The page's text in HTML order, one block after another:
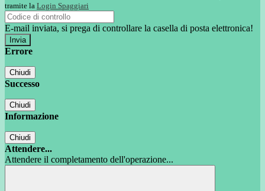
tramite la Login Spaggiari
E-mail inviata, si prega di controllare la casella di posta elettronica!
Errore
Chiudi
Successo
Chiudi
Informazione
Chiudi
Attendere...
Attendere il completamento dell'operazione...